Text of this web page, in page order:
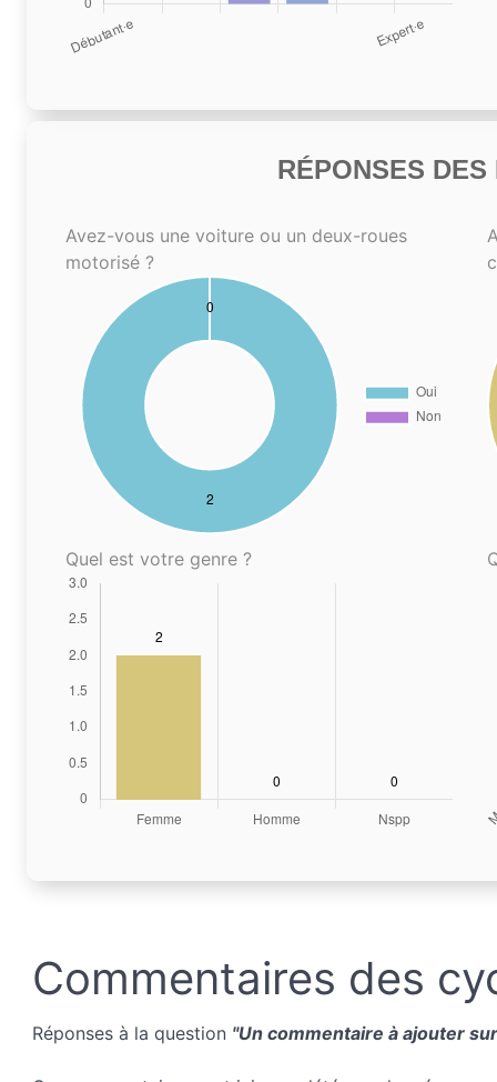
RÉPONSES
Avez-vous une voiture ou un deux-roues
motorisé ?
Quel est votre genre ?
Commentaires des
Réponses à la question "Un commentaire à ajouter